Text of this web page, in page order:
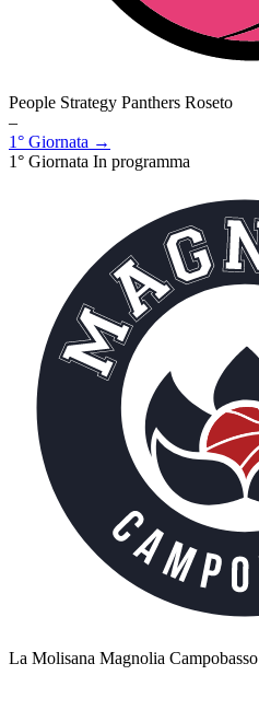
People Strategy Panthers Roseto
–
1° Giornata →
1° Giornata In programma
La Molisana Magnolia Campobasso